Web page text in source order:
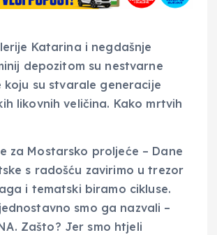
Katarina i negdašnje
depozitom su nestvarne
koju su stvarale generacije
likovnih veličina. Kako mrtvih
za Mostarsko proljeće – Dane
s radošću zavirimo u trezor
i tematski biramo cikluse.
smo ga nazvali –
Zašto? Jer smo htjeli